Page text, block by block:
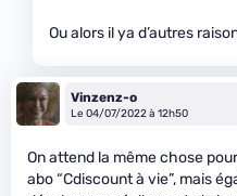
Ou alors il ya d’autres
Vinzenz-o
Le 04/07/2022 à 12h50
On attend la même chose
abo “Cdiscount à vie”, mais